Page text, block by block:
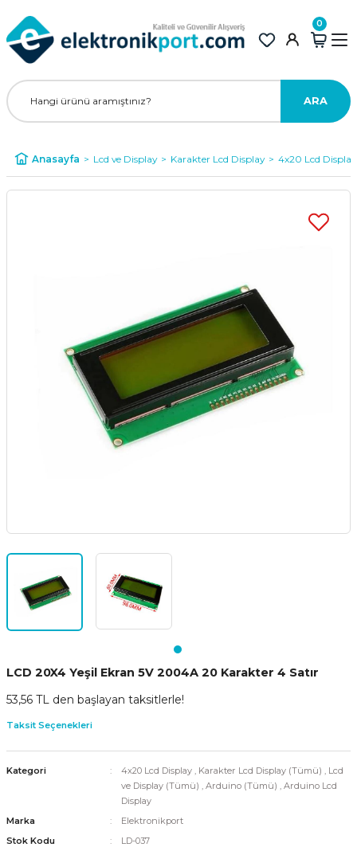
ARA
0
Anasayfa Lcd ve Display Karakter Lcd Display 4x20 Lcd Display
LCD 20X4 Yeşil Ekran 5V 2004A 20 Karakter 4 Satır
53,56 TL den başlayan taksitlerle!
Taksit Seçenekleri
Kategori 4x20 Lcd Display , Karakter Lcd Display (Tümü) , Lcd
ve Display (Tümü) , Arduino (Tümü) , Arduino Lcd
Display
Marka
Elektronikport
Stok Kodu
LD-037